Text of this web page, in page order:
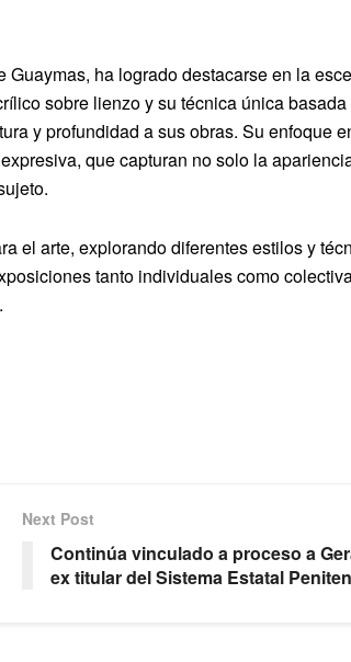
ha logrado destacarse en la
sobre lienzo y su técnica única
y profundidad a sus obras. Su enfoque
que capturan no solo la
el arte, explorando diferentes estilos y
tanto individuales como
Next Post
Continúa vinculado a proceso a
ex titular del Sistema Estatal